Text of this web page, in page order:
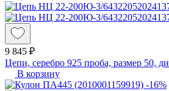
9 845 ₽
Цепи, серебро 925 проба, размер 50,
В корзину
-16%